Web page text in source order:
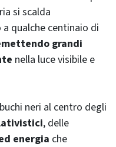
si scalda
qualche centinaio di
grandi
nella luce visibile e
neri al centro degli
, delle
energia che